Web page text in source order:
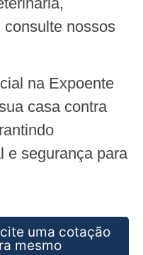
nossos
na Expoente
casa contra
e segurança para
uma cotação
mesmo